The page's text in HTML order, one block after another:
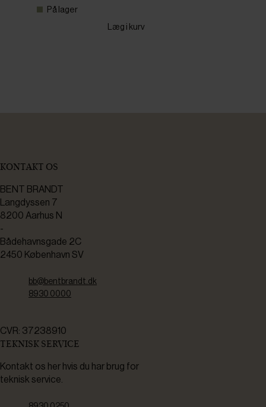
På lager
Læg i kurv
KONTAKT OS
BENT BRANDT
Langdyssen 7
8200 Aarhus N
-
Bådehavnsgade 2C
2450 København SV
bb@bentbrandt.dk
8930 0000
CVR: 37238910
TEKNISK SERVICE
Kontakt os her hvis du har brug for
teknisk service.